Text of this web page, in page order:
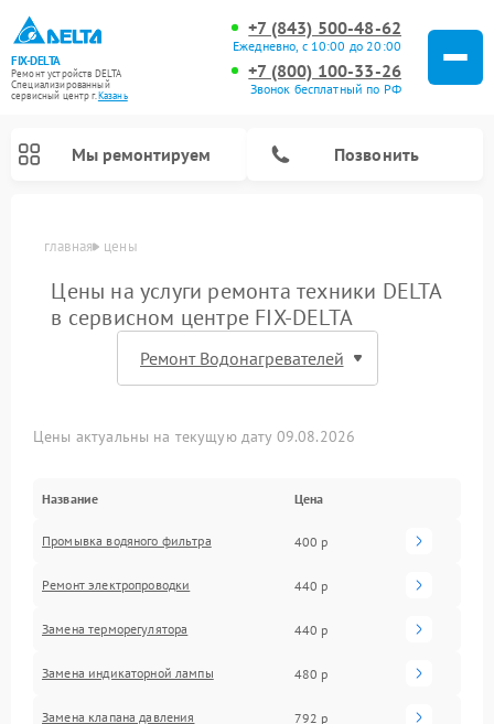
FIX-DELTA
Ремонт устройств DELTA
Специализированный
cервисный центр г.Казань
+7 (843) 500-48-62
Ежедневно, с 10:00 до 20:00
+7 (800) 100-33-26
Звонок бесплатный по РФ
Мы ремонтируем Позвонить
главная цены
Цены на услуги ремонта техники DELTA
в сервисном центре FIX-DELTA
Цены актуальны на текущую дату 09.08.2026
Название Цена
Промывка водяного фильтра 400 р
Ремонт электропроводки 440 р
Замена терморегулятора 440 р
Замена индикаторной лампы 480 р
Замена клапана давления 792 р